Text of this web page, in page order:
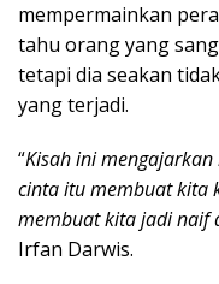
mempermainkan
tahu orang yang
tetapi dia seakan
yang terjadi.
“Kisah ini
cinta itu membuat kita
membuat kita jadi naif
Irfan Darwis.